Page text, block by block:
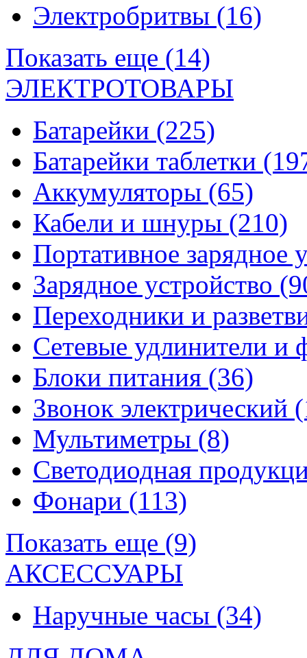
Электробритвы (16)
Показать еще (14)
ЭЛЕКТРОТОВАРЫ
Батарейки (225)
Батарейки таблетки
Аккумуляторы (65)
Кабели и шнуры (210)
Портативное зарядное
Зарядное устройство
Переходники и
Сетевые удлинители и
Блоки питания (36)
Звонок электрический
Мультиметры (8)
Светодиодная
Фонари (113)
Показать еще (9)
АКСЕССУАРЫ
Наручные часы (34)